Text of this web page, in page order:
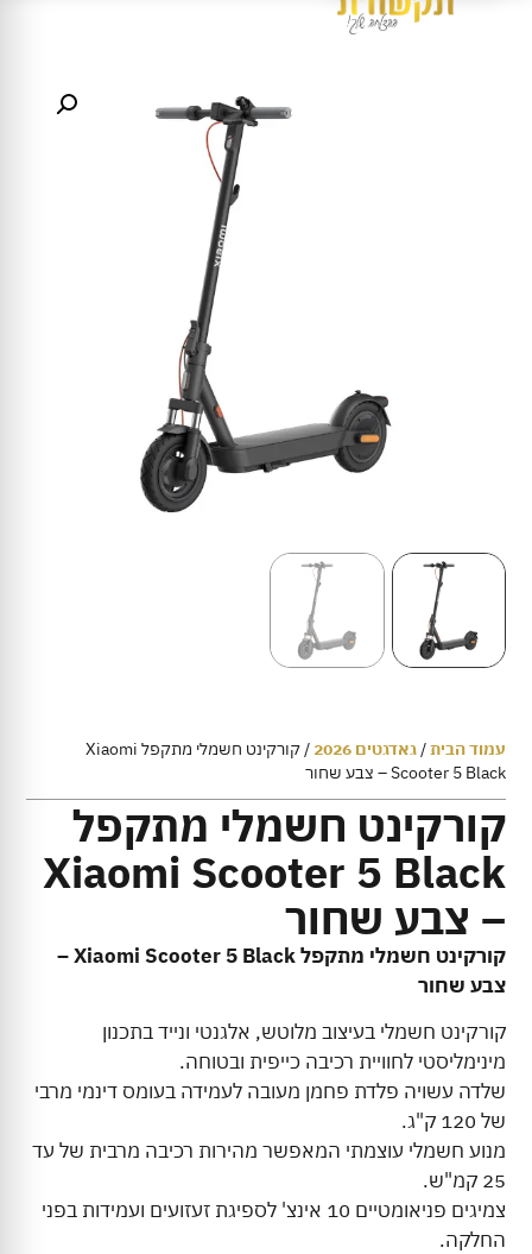
קורקינט חשמלי מתקפל
Xiaomi Scooter 5 Black
– צבע שחור
עמוד הבית/גאדגטים 2026
/ קורקינט חשמלי מתקפל Xiaomi
Scooter 5 Black – צבע שחור
קורקינט חשמלי מתקפל Xiaomi Scooter 5 Black –
צבע שחור
קורקינט חשמלי בעיצוב מלוטש, אלגנטי ונייד בתכנון
מינימליסטי לחוויית רכיבה כייפית ובטוחה.
שלדה עשויה פלדת פחמן מעובה לעמידה בעומס דינמי מרבי
של 120 ק"ג.
מנוע חשמלי עוצמתי המאפשר מהירות רכיבה מרבית של עד
25 קמ"ש.
צמיגים פניאומטיים 10 אינצ' לספיגת זעזועים ועמידות בפני
החלקה.